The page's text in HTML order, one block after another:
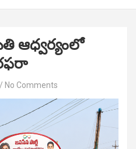
ఆధ్వర్యంలో
No Comments